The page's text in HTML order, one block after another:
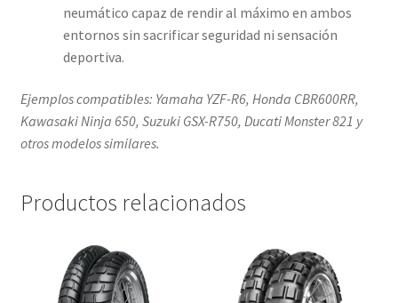
neumático capaz de rendir al máximo en ambos
entornos sin sacrificar seguridad ni sensación
deportiva.
Ejemplos compatibles: Yamaha YZF-R6, Honda CBR600RR,
Kawasaki Ninja 650, Suzuki GSX-R750, Ducati Monster 821 y
otros modelos similares.
Productos relacionados